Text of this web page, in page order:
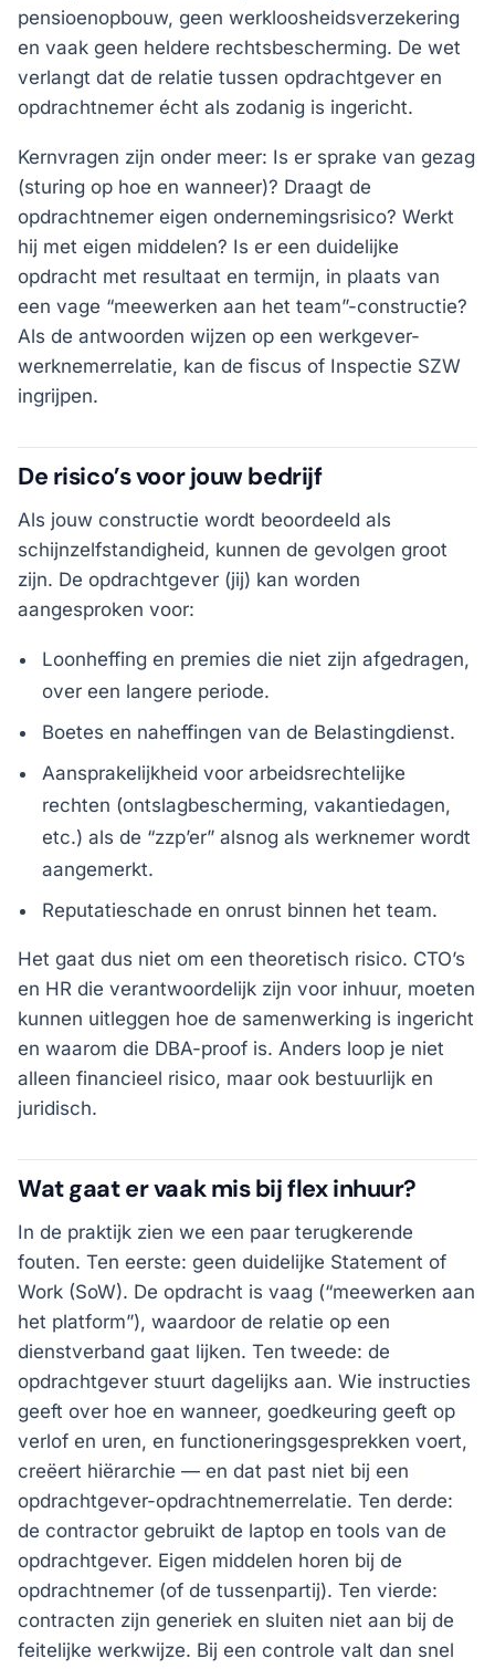
pensioenopbouw, geen werkloosheidsverzekering
en vaak geen heldere rechtsbescherming. De wet
verlangt dat de relatie tussen opdrachtgever en
opdrachtnemer écht als zodanig is ingericht.
Kernvragen zijn onder meer: Is er sprake van gezag
(sturing op hoe en wanneer)? Draagt de
opdrachtnemer eigen ondernemingsrisico? Werkt
hij met eigen middelen? Is er een duidelijke
opdracht met resultaat en termijn, in plaats van
een vage “meewerken aan het team”-constructie?
Als de antwoorden wijzen op een werkgever-
werknemerrelatie, kan de fiscus of Inspectie SZW
ingrijpen.
De risico’s voor jouw bedrijf
Als jouw constructie wordt beoordeeld als
schijnzelfstandigheid, kunnen de gevolgen groot
zijn. De opdrachtgever (jij) kan worden
aangesproken voor:
Loonheffing en premies die niet zijn afgedragen,
over een langere periode.
Boetes en naheffingen van de Belastingdienst.
Aansprakelijkheid voor arbeidsrechtelijke
rechten (ontslagbescherming, vakantiedagen,
etc.) als de “zzp’er” alsnog als werknemer wordt
aangemerkt.
Reputatieschade en onrust binnen het team.
Het gaat dus niet om een theoretisch risico. CTO’s
en HR die verantwoordelijk zijn voor inhuur, moeten
kunnen uitleggen hoe de samenwerking is ingericht
en waarom die DBA-proof is. Anders loop je niet
alleen financieel risico, maar ook bestuurlijk en
juridisch.
Wat gaat er vaak mis bij flex inhuur?
In de praktijk zien we een paar terugkerende
fouten. Ten eerste: geen duidelijke Statement of
Work (SoW). De opdracht is vaag (“meewerken aan
het platform”), waardoor de relatie op een
dienstverband gaat lijken. Ten tweede: de
opdrachtgever stuurt dagelijks aan. Wie instructies
geeft over hoe en wanneer, goedkeuring geeft op
verlof en uren, en functioneringsgesprekken voert,
creëert hiërarchie — en dat past niet bij een
opdrachtgever-opdrachtnemerrelatie. Ten derde:
de contractor gebruikt de laptop en tools van de
opdrachtgever. Eigen middelen horen bij de
opdrachtnemer (of de tussenpartij). Ten vierde:
contracten zijn generiek en sluiten niet aan bij de
feitelijke werkwijze. Bij een controle valt dan snel